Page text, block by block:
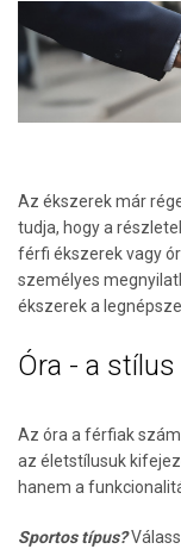
Az ékszerek már
tudja, hogy a
férfi ékszerek vagy
személyes
ékszerek a
Óra - a
Az óra a férfiak
az életstílusuk
hanem a
Sportos típus?